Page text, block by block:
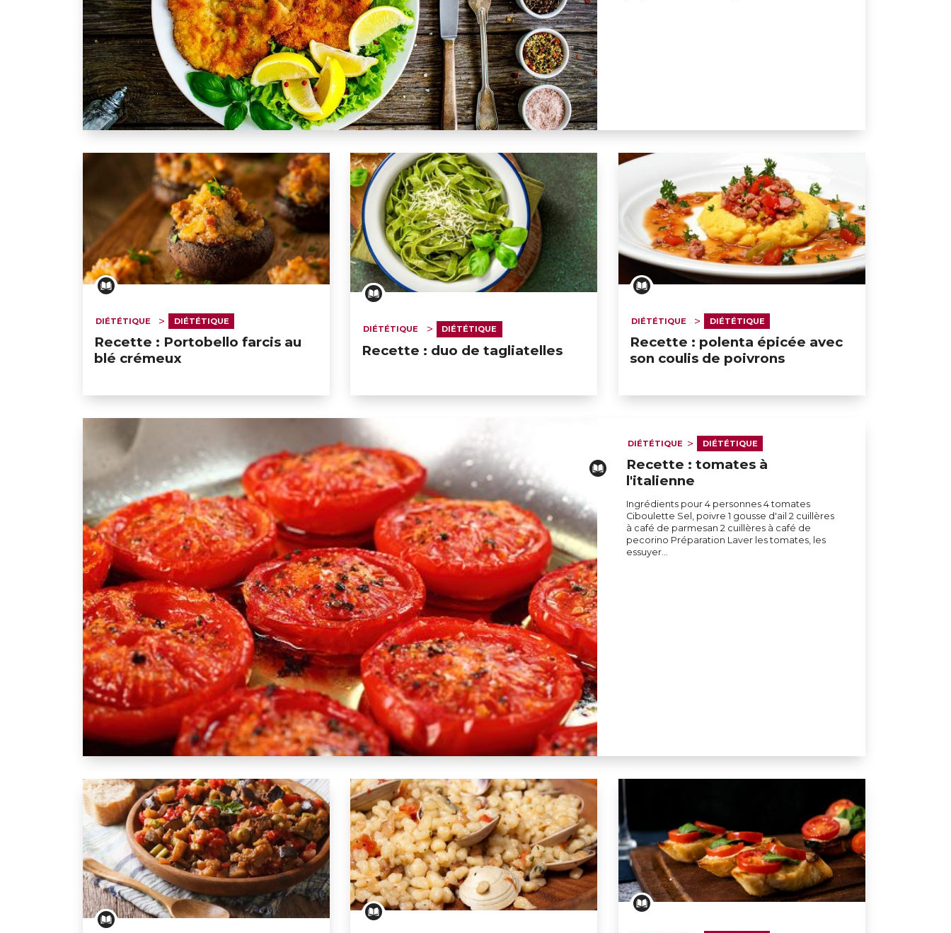
DIÉTÉTIQUE DIÉTÉTIQUE
Recette : Portobello farcis au
blé crémeux
DIÉTÉTIQUE DIÉTÉTIQUE
Recette : duo de tagliatelles
DIÉTÉTIQUE DIÉTÉTIQUE
Recette : polenta épicée avec
son coulis de poivrons
DIÉTÉTIQUE DIÉTÉTIQUE
Recette : tomates à
l'italienne
Ingrédients pour 4 personnes 4 tomates
Ciboulette Sel, poivre 1 gousse d'ail 2 cuillères
à café de parmesan 2 cuillères à café de
pecorino Préparation Laver les tomates, les
essuyer…